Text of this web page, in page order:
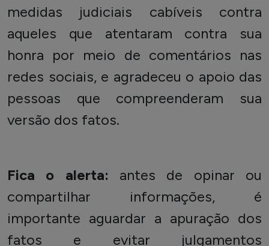
medidas judiciais cabíveis contra
aqueles que atentaram contra sua
honra por meio de comentários nas
redes sociais, e agradeceu o apoio das
pessoas que compreenderam sua
versão dos fatos.
Fica o alerta: antes de opinar ou
compartilhar informações, é
importante aguardar a apuração dos
fatos e evitar julgamentos